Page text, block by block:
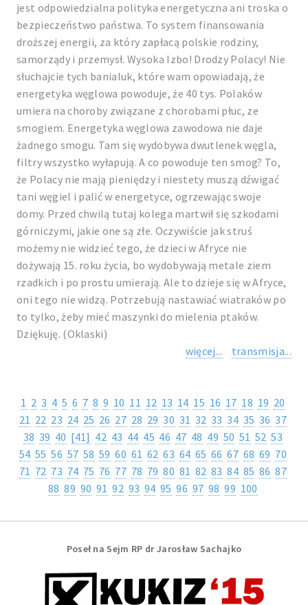
jest odpowiedzialna polityka energetyczna ani troska o
bezpieczeństwo państwa. To system finansowania
droższej energii, za który zapłacą polskie rodziny,
samorządy i przemysł. Wysoka Izbo! Drodzy Polacy! Nie
słuchajcie tych banialuk, które wam opowiadają, że
energetyka węglowa powoduje, że 40 tys. Polaków
umiera na choroby związane z chorobami płuc, ze
smogiem. Energetyka węglowa zawodowa nie daje
żadnego smogu. Tam się wydobywa dwutlenek węgla,
filtry wszystko wyłapują. A co powoduje ten smog? To,
że Polacy nie mają pieniędzy i niestety muszą dźwigać
tani węgiel i palić w energetyce, ogrzewając swoje
domy. Przed chwilą tutaj kolega martwił się szkodami
górniczymi, jakie one są złe. Oczywiście jak struś
możemy nie widzieć tego, że dzieci w Afryce nie
dożywają 15. roku życia, bo wydobywają metale ziem
rzadkich i po prostu umierają. Ale to dzieje się w Afryce,
oni tego nie widzą. Potrzebują nastawiać wiatraków po
to tylko, żeby mieć maszynki do mielenia ptaków.
Dziękuję. (Oklaski)
więcej...
transmisja...
1 2 3 4 5 6 7 8 9 10 11 12 13 14 15 16 17 18 19 20
21 22 23 24 25 26 27 28 29 30 31 32 33 34 35 36 37
38 39 40 [41] 42 43 44 45 46 47 48 49 50 51 52 53
54 55 56 57 58 59 60 61 62 63 64 65 66 67 68 69 70
71 72 73 74 75 76 77 78 79 80 81 82 83 84 85 86 87
88 89 90 91 92 93 94 95 96 97 98 99 100
Poseł na Sejm RP dr Jarosław Sachajko